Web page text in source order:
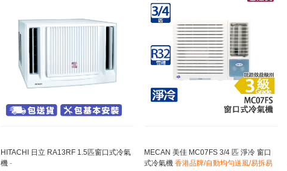
HITACHI 日立 RA13RF 1.5匹窗口式冷氣
機 -
MECAN 美佳 MC07FS 3/4 匹 淨冷 窗口
式冷氣機 香港品牌/自動均勻送風/易拆易